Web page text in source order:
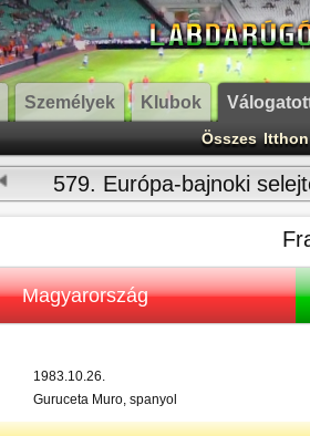
Személyek Klubok
Összes Itthon
579. Európa-bajnoki
Magyarország
1983.10.26.
Guruceta Muro, spanyol